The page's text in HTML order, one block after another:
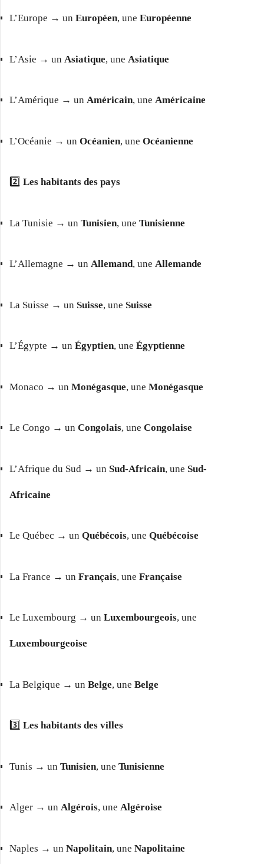
L’Europe → un Européen, une Européenne
L’Asie → un Asiatique, une Asiatique
L’Amérique → un Américain, une Américaine
L’Océanie → un Océanien, une Océanienne
2️⃣ Les habitants des pays
La Tunisie → un Tunisien, une Tunisienne
L’Allemagne → un Allemand, une Allemande
La Suisse → un Suisse, une Suisse
L’Égypte → un Égyptien, une Égyptienne
Monaco → un Monégasque, une Monégasque
Le Congo → un Congolais, une Congolaise
L’Afrique du Sud → un Sud-Africain, une Sud-
Africaine
Le Québec → un Québécois, une Québécoise
La France → un Français, une Française
Le Luxembourg → un Luxembourgeois, une
Luxembourgeoise
La Belgique → un Belge, une Belge
3️⃣ Les habitants des villes
Tunis → un Tunisien, une Tunisienne
Alger → un Algérois, une Algéroise
Naples → un Napolitain, une Napolitaine